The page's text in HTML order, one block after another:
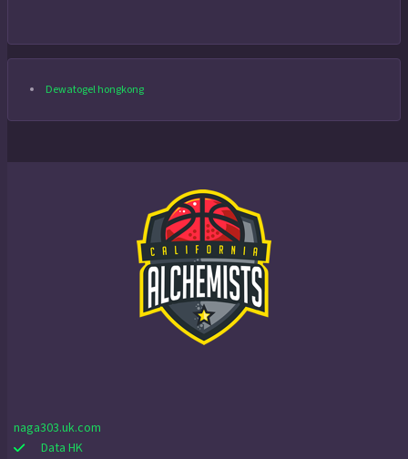
Dewatogel hongkong
naga303.uk.com
Data HK